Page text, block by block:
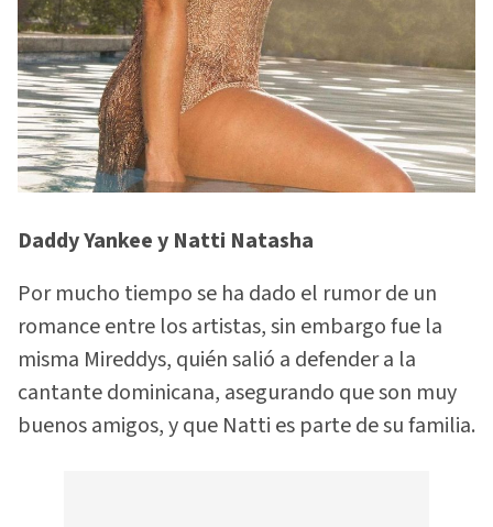
Daddy Yankee y Natti Natasha
Por mucho tiempo se ha dado el rumor de un
romance entre los artistas, sin embargo fue la
misma Mireddys, quién salió a defender a la
cantante dominicana, asegurando que son muy
buenos amigos, y que Natti es parte de su familia.